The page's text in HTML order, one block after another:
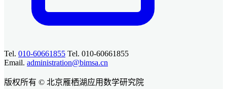
Tel. 010-60661855 Tel. 010-60661855
Email. administration@bimsa.cn
版权所有 © 北京雁栖湖应用数学研究院